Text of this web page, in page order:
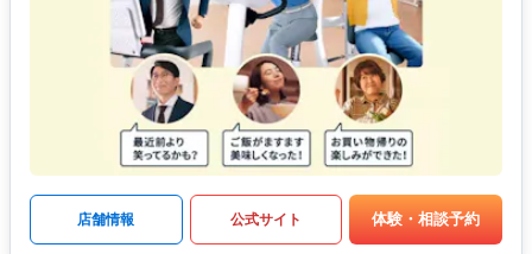
店舗情報 公式サイト 体験・相談予約